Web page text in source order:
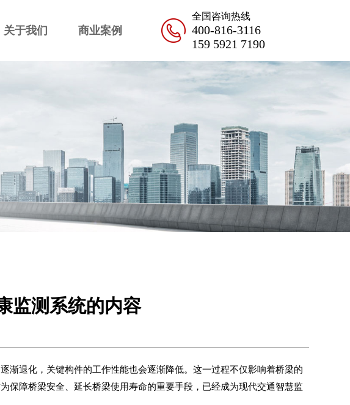
关于我们 商业案例
全国咨询热线
400-816-3116
159 5921 7190
监测系统的内容
渐退化，关键构件的工作性能也会逐渐降低。这一过程不仅影响着桥梁的
保障桥梁安全、延长桥梁使用寿命的重要手段，已经成为现代交通智慧监